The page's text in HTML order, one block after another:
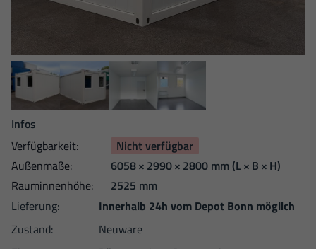
Infos
Verfügbarkeit:
Nicht verfügbar
Außen­maße:
6058 × 2990 × 2800 mm(L × B × H)
Raum­innen­höhe:
2525 mm
Lieferung:
Innerhalb 24h vom Depot Bonn möglich
Zustand:
Neuware